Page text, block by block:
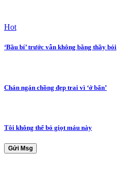
Hot
‘Bầu bí’ trước vẫn không bằng thầy bói
Chán ngán chồng đẹp trai vì ‘ở bẩn’
Tôi không thể bỏ giọt máu này
Gửi Msg